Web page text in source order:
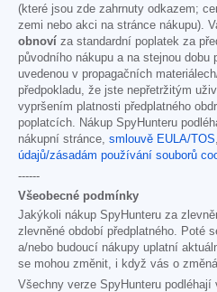
(které jsou zde zahrnuty odkazem;
zemi nebo akci na stránce nákupu).
obnoví za standardní poplatek za
původního nákupu a na stejnou dobu
uvedenou v propagačních
předpokladu, že jste nepřetržitým
vypršením platnosti předplatného
poplatcích. Nákup SpyHunteru
nákupní stránce, smlouvě EULA/TOS,
údajů/zásadám používání souborů
------
Všeobecné podmínky
Jakýkoli nákup SpyHunteru za
zlevněné období předplatného. Poté
a/nebo budoucí nákupy uplatní
se mohou změnit, i když vás o
Všechny verze SpyHunteru